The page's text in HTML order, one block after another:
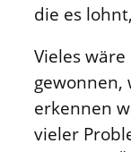
die es
Vieles
gewonnen,
erkennen
vieler